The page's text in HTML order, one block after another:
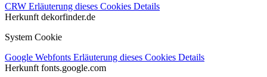
CRW Erläuterung dieses Cookies Details
Herkunft dekorfinder.de
System Cookie
Google Webfonts Erläuterung dieses Cookies Details
Herkunft fonts.google.com